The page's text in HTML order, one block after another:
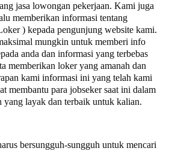
jasa lowongan pekerjaan. Kami juga
memberikan informasi tentang
) kepada pengunjung website kami.
mungkin untuk memberi info
anda dan informasi yang terbebas
memberikan loker yang amanah dan
kami informasi ini yang telah kami
membantu para jobseker saat ini dalam
yang layak dan terbaik untuk kalian.
bersungguh-sungguh untuk mencari